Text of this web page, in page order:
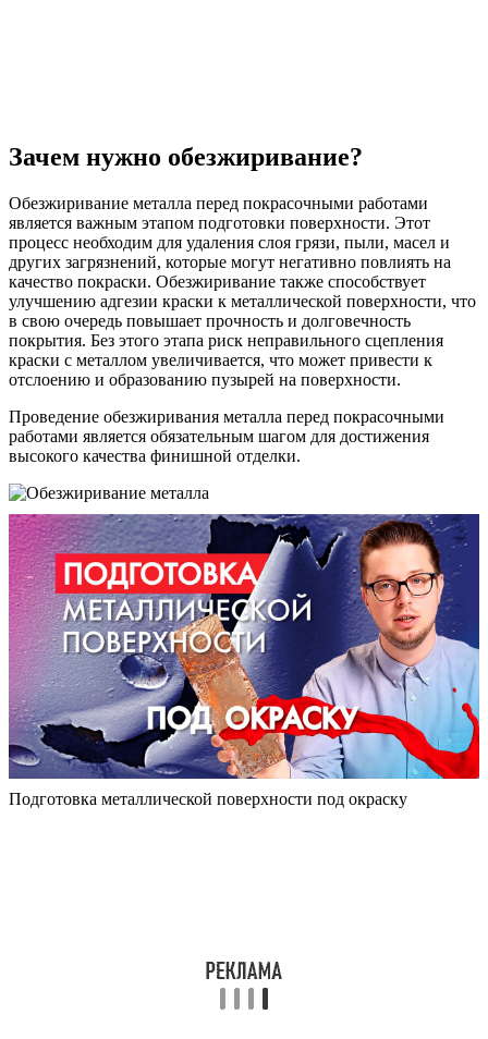
Зачем нужно обезжиривание?
Обезжиривание металла перед покрасочными работами
является важным этапом подготовки поверхности. Этот
процесс необходим для удаления слоя грязи, пыли, масел и
других загрязнений, которые могут негативно повлиять на
качество покраски. Обезжиривание также способствует
улучшению адгезии краски к металлической поверхности, что
в свою очередь повышает прочность и долговечность
покрытия. Без этого этапа риск неправильного сцепления
краски с металлом увеличивается, что может привести к
отслоению и образованию пузырей на поверхности.
Проведение обезжиривания металла перед покрасочными
работами является обязательным шагом для достижения
высокого качества финишной отделки.
Подготовка металлической поверхности под окраску